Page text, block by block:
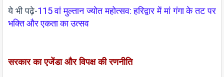
ये भी पढ़े-115 वां मुल्तान ज्योत महोत्सव: हरिद्वार में मां गंगा के तट पर
भक्ति और एकता का उत्सव
सरकार का एजेंडा और विपक्ष की रणनीति